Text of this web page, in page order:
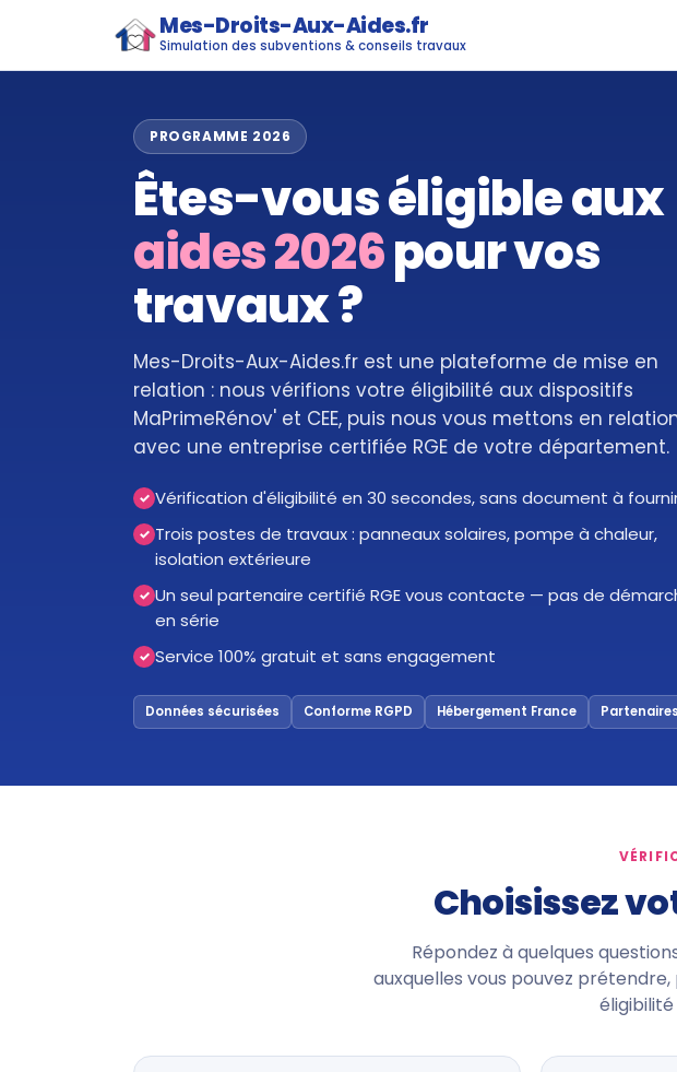
Mes-Droits-Aux-Aides.fr
Simulation des subventions & conseils travaux
PROGRAMME 2026
Êtes-vous éligible aux
aides 2026pour vos
travaux ?
Mes-Droits-Aux-Aides.fr est une plateforme de mise en
relation : nous vérifions votre éligibilité aux dispositifs
MaPrimeRénov' et CEE, puis nous vous mettons en
avec une entreprise certifiée RGE de votre département.
✓ Vérification d'éligibilité en 30 secondes, sans document à
✓ Trois postes de travaux : panneaux solaires, pompe à chaleur,
isolation extérieure
✓ Un seul partenaire certifié RGE vous contacte — pas de
en série
✓ Service 100% gratuit et sans engagement
Données sécurisées Conforme RGPD Hébergement France
Choisissez
Répondez à quelques
auxquelles vous pouvez